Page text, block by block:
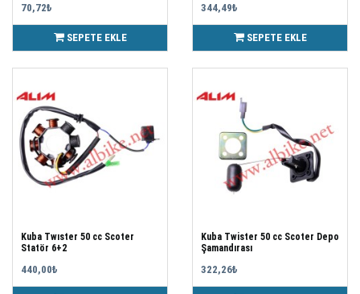
70,72₺
SEPETE EKLE
344,49₺
SEPETE EKLE
Kuba Twıster 50 cc Scoter
Statör 6+2
440,00₺
Kuba Twister 50 cc Scoter Depo
Şamandırası
322,26₺